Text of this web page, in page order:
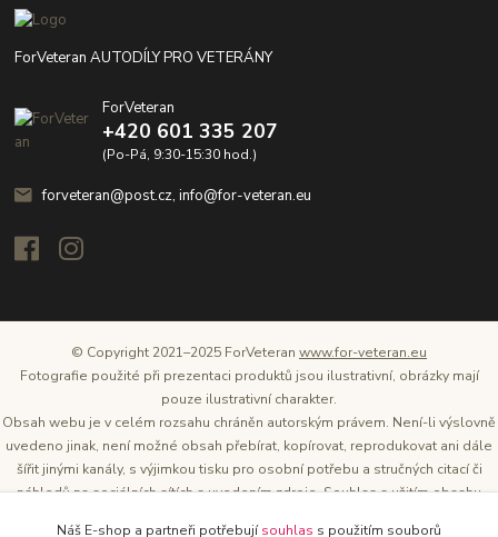
ForVeteran AUTODÍLY PRO VETERÁNY
ForVeteran
+420 601 335 207
(Po-Pá, 9:30-15:30 hod.)
forveteran@post.cz, info@for-veteran.eu
© Copyright 2021–2025 ForVeteran www.for-veteran.eu
Fotografie použité při prezentaci produktů jsou ilustrativní, obrázky mají
pouze ilustrativní charakter.
Obsah webu je v celém rozsahu chráněn autorským právem. Není-li výslovně
uvedeno jinak, není možné obsah přebírat, kopírovat, reprodukovat ani dále
šířit jinými kanály, s výjimkou tisku pro osobní potřebu a stručných citací či
náhledů na sociálních sítích s uvedením zdroje. Souhlas s užitím obsahu
Náš E-shop a partneři potřebujísouhlas s použitím souborů